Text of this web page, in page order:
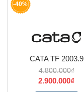
-40%
CATA TF 2003.9
4.800.000₫
2.900.000₫